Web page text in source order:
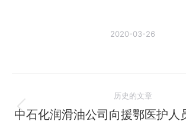
2020-03-26
章
历史的文章
历
中石化润滑油公司向援鄂医护人